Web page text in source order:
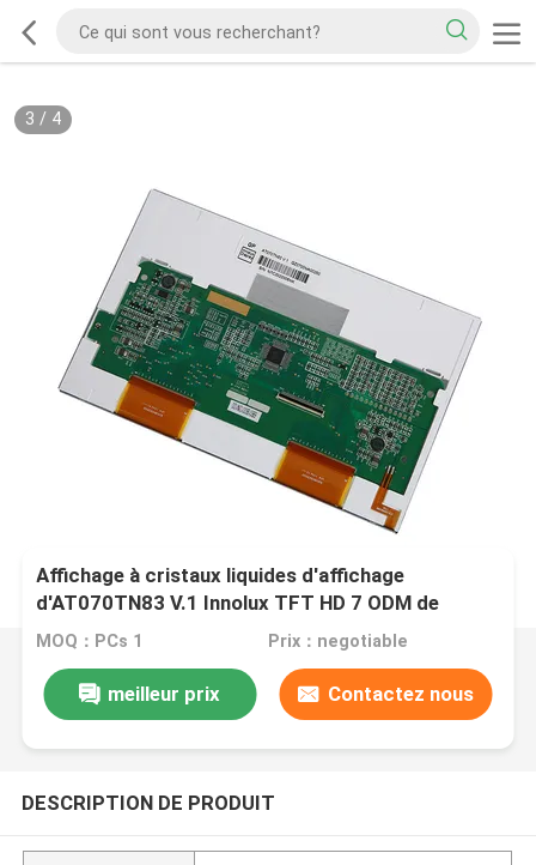
3 / 4
Affichage à cristaux liquides d'affichage
d'AT070TN83 V.1 Innolux TFT HD 7 ODM de
l'affichage d'écran tactile de pouce HDMI
MOQ：PCs 1 Prix：negotiable
meilleur prix Contactez nous
DESCRIPTION DE PRODUIT